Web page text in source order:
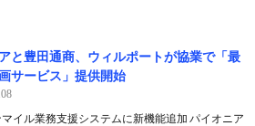
と豊田通商、ウィルポートが協業で「最
サービス」提供開始
イル業務支援システムに新機能追加 パイオニア